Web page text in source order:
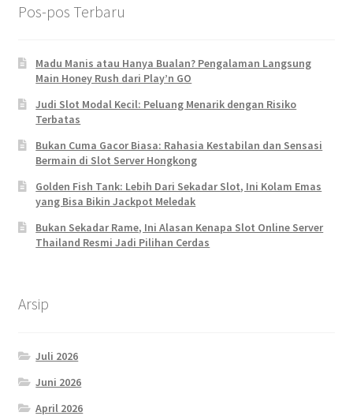
Pos-pos Terbaru
Madu Manis atau Hanya Bualan? Pengalaman Langsung
Main Honey Rush dari Play’n GO
Judi Slot Modal Kecil: Peluang Menarik dengan Risiko
Terbatas
Bukan Cuma Gacor Biasa: Rahasia Kestabilan dan Sensasi
Bermain di Slot Server Hongkong
Golden Fish Tank: Lebih Dari Sekadar Slot, Ini Kolam Emas
yang Bisa Bikin Jackpot Meledak
Bukan Sekadar Rame, Ini Alasan Kenapa Slot Online Server
Thailand Resmi Jadi Pilihan Cerdas
Arsip
Juli 2026
Juni 2026
April 2026